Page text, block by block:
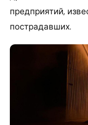
предприятий,
пострадавших.